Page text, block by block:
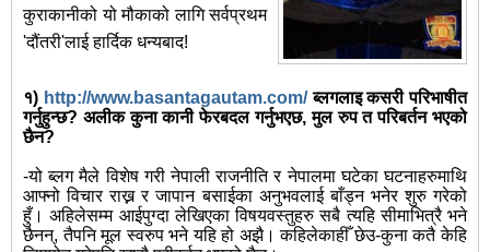
कुराकानीको यो मौकाको लागि सर्वप्रथम
'दौंतरी'लाई हार्दिक धन्यबाद!
१) http://www.basantagautam.com/ब्लगलाइ कसरी परिभाषीत
गर्नुहुन्छ? अलीक कुना कानी फेरबदल गर्नुभएछ, मुल रुप त परिबर्तन भएको
छैन?
-यो ब्लग मैले विशेष गरी नेपाली राजनीति र नेपालमा घटेका घटनाहरुमाथि
आफ्नो विचार राख्न र जापान बसाईका अनुभवलाई बाँड्न भनेर शुरु गरेको
हुँ। अहिलेसम्म आईपुग्दा लेखिएका विषयवस्तुहरु सबै त्यहि सीमाभित्रै भने
छैनन्, तैपनि मूल स्वरुप भने यहि हो अझै। कहिलेकाहीँ छेउ-कुना कतै केहि